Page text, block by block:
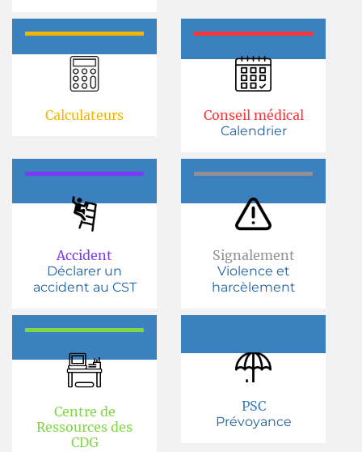
Calculateurs Conseil médical
Calendrier
Accident
Déclarer un
accident au CST
Signalement
Violence et
harcèlement
Centre de
Ressources des
CDG
PSC
Prévoyance